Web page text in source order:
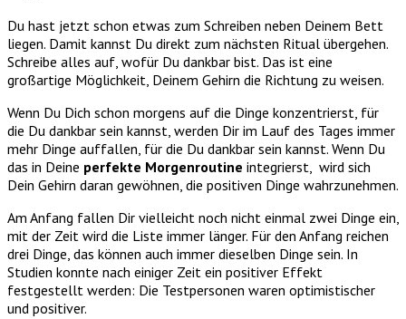
Du hast jetzt schon etwas zum Schreiben neben Deinem Bett
liegen. Damit kannst Du direkt zum nächsten Ritual übergehen.
Schreibe alles auf, wofür Du dankbar bist. Das ist eine
großartige Möglichkeit, Deinem Gehirn die Richtung zu weisen.
Wenn Du Dich schon morgens auf die Dinge konzentrierst, für
die Du dankbar sein kannst, werden Dir im Lauf des Tages immer
mehr Dinge auffallen, für die Du dankbar sein kannst. Wenn Du
das in Deine perfekte Morgenroutine integrierst, wird sich
Dein Gehirn daran gewöhnen, die positiven Dinge wahrzunehmen.
Am Anfang fallen Dir vielleicht noch nicht einmal zwei Dinge ein,
mit der Zeit wird die Liste immer länger. Für den Anfang reichen
drei Dinge, das können auch immer dieselben Dinge sein. In
Studien konnte nach einiger Zeit ein positiver Effekt
festgestellt werden: Die Testpersonen waren optimistischer
und positiver.